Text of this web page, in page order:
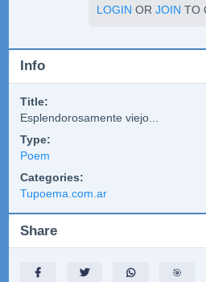
LOGIN OR JOIN TO
Info
Title:
Esplendorosamente viejo...
Type:
Poem
Categories:
Tupoema.com.ar
Share
🎯